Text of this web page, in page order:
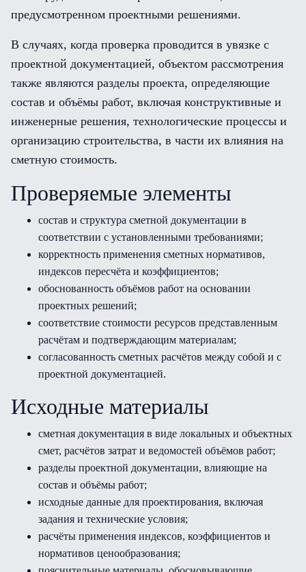
предусмотренном проектными решениями.
В случаях, когда проверка проводится в увязке с
проектной документацией, объектом рассмотрения
также являются разделы проекта, определяющие
состав и объёмы работ, включая конструктивные и
инженерные решения, технологические процессы и
организацию строительства, в части их влияния на
сметную стоимость.
Проверяемые элементы
состав и структура сметной документации в
соответствии с установленными требованиями;
корректность применения сметных нормативов,
индексов пересчёта и коэффициентов;
обоснованность объёмов работ на основании
проектных решений;
соответствие стоимости ресурсов представленным
расчётам и подтверждающим материалам;
согласованность сметных расчётов между собой и с
проектной документацией.
Исходные материалы
сметная документация в виде локальных и объектных
смет, расчётов затрат и ведомостей объёмов работ;
разделы проектной документации, влияющие на
состав и объёмы работ;
исходные данные для проектирования, включая
задания и технические условия;
расчёты применения индексов, коэффициентов и
нормативов ценообразования;